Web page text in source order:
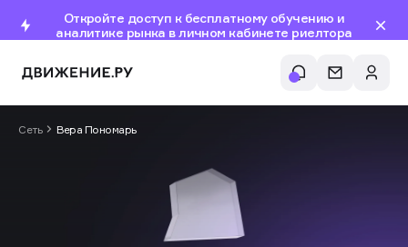
Откройте доступ к бесплатному обучению и
аналитике рынка в личном кабинете риелтора